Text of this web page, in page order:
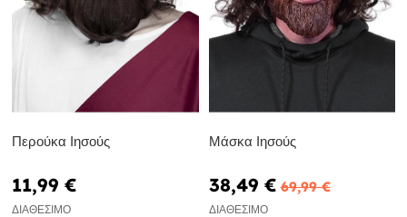
Περούκα Ιησούς
11,99 €
ΔΙΑΘΈΣΙΜΟ
Μάσκα Ιησούς
38,49 € 69,99 €
ΔΙΑΘΈΣΙΜΟ